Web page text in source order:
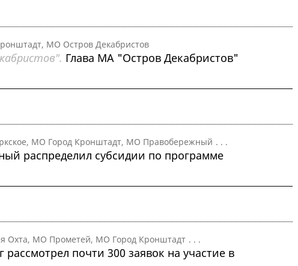
МО Остров Декабристов
Глава МА "Остров Декабристов"
МО Город Кронштадт, МО Правобережный . . .
распределил субсидии по программе
Охта, МО Прометей, МО Город Кронштадт . . .
рассмотрел почти 300 заявок на участие в